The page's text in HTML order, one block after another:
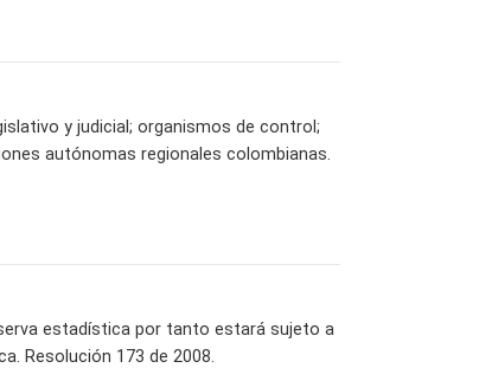
y judicial; organismos de control;
autónomas regionales colombianas.
estadística por tanto estará sujeto a
Resolución 173 de 2008.